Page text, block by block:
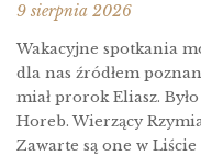
9 sierpnia 2026
Wakacyjne spotkania
dla nas źródłem
miał prorok Eliasz.
Horeb. Wierzący
Zawarte są one w Liście